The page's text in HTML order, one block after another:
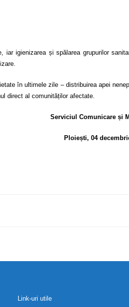
iar igienizarea și spălarea grupurilor
în ultimele zile – distribuirea apei
direct al comunităților afectate.
Serviciul Comunicare și
Ploiești, 04
Link-uri utile